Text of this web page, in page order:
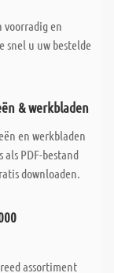
voorradig en
snel u uw bestelde
& werkbladen
en werkbladen
als PDF-bestand
downloaden.
assortiment